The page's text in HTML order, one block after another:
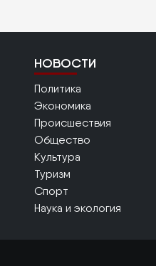
НОВОСТИ
Политика
Экономика
Происшествия
Общество
Культура
Туризм
Спорт
Наука и экология